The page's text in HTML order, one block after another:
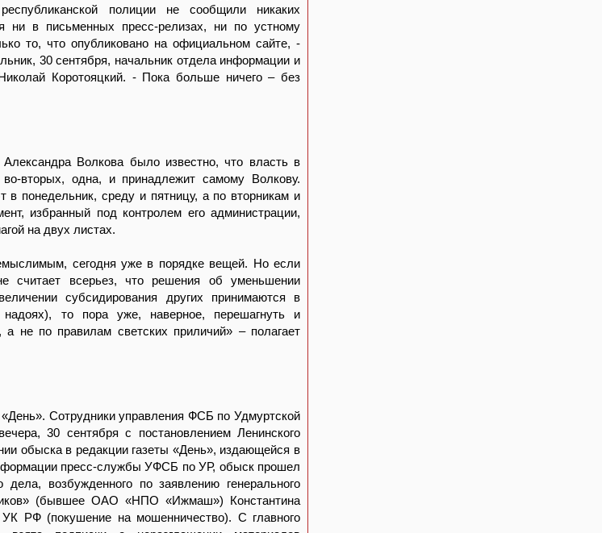
полиции не сообщили никаких
ни в письменных пресс-релизах, ни по устному
то, что опубликовано на официальном сайте, -
30 сентября, начальник отдела информации и
Коротояцкий. - Пока больше ничего – без
Волкова было известно, что власть в
вторых, одна, и принадлежит самому Волкову.
в понедельник, среду и пятницу, а по вторникам и
избранный под контролем его администрации,
на двух листах.
сегодня уже в порядке вещей. Но если
считает всерьез, что решения об уменьшении
субсидирования других принимаются в
то пора уже, наверное, перешагнуть и
не по правилам светских приличий» – полагает
Сотрудники управления ФСБ по Удмуртской
30 сентября с постановлением Ленинского
обыска в редакции газеты «День», издающейся в
пресс-службы УФСБ по УР, обыск прошел
дела, возбужденного по заявлению генерального
(бывшее ОАО «НПО «Ижмаш») Константина
РФ (покушение на мошенничество). С главного